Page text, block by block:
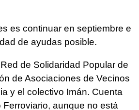
es continuar en septiembre e
de ayudas posible.
de Solidaridad Popular de
de Asociaciones de Vecinos
y el colectivo Imán. Cuenta
aunque no está